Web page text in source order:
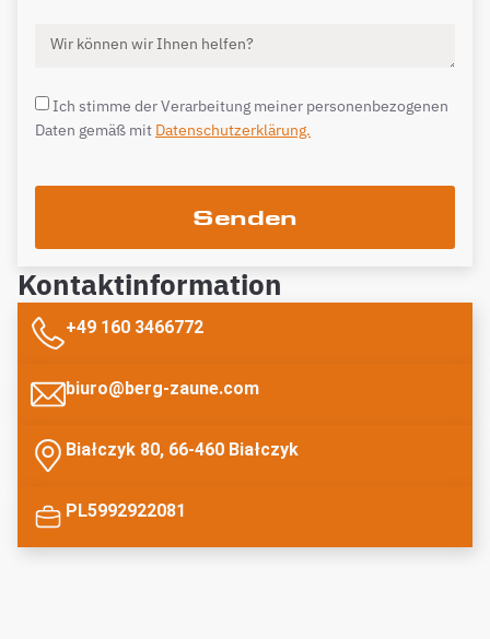
Ich stimme der Verarbeitung meiner personenbezogenen
Daten gemäß mit Datenschutzerklärung.
Senden
Kontaktinformation
+49 160 3466772
biuro@berg-zaune.com
Białczyk 80, 66-460 Białczyk
PL5992922081